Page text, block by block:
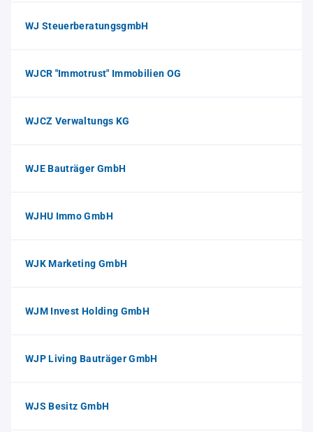
WJ SteuerberatungsgmbH
WJCR "Immotrust" Immobilien OG
WJCZ Verwaltungs KG
WJE Bauträger GmbH
WJHU Immo GmbH
WJK Marketing GmbH
WJM Invest Holding GmbH
WJP Living Bauträger GmbH
WJS Besitz GmbH